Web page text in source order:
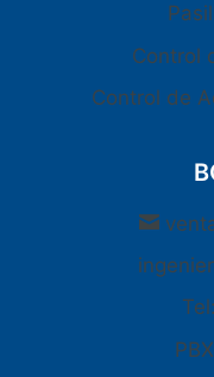
Control
Control de